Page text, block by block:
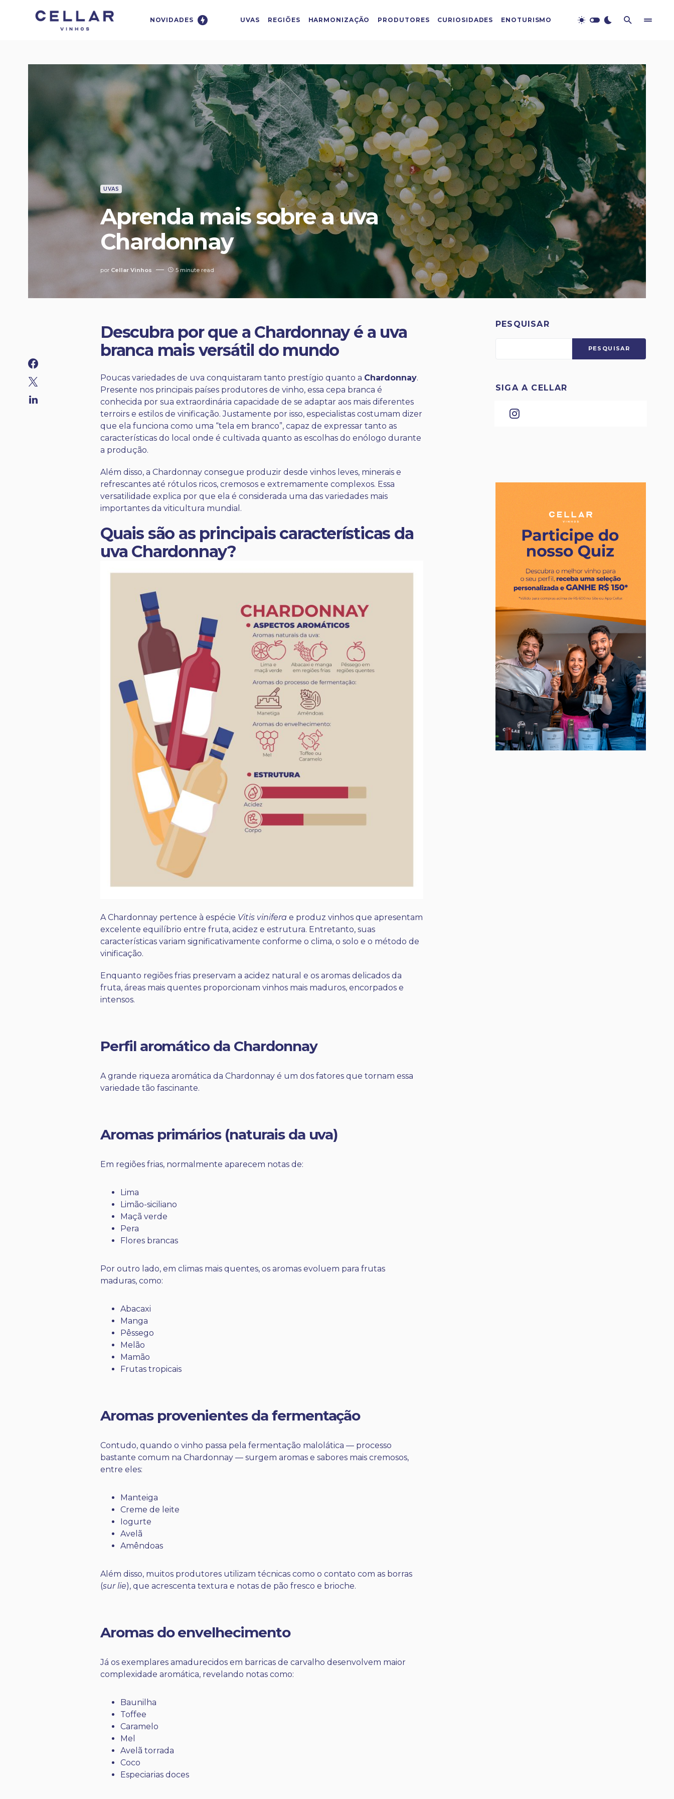
NOVIDADES UVAS REGIÕES HARMONIZAÇÃO PRODUTORES CURIOSIDADES ENOTURISMO
UVAS
Aprenda mais sobre a uva
Chardonnay
por Cellar Vinhos 5 minute read
Descubra por que a Chardonnay é a uva
branca mais versátil do mundo
Poucas variedades de uva conquistaram tanto prestígio quanto a Chardonnay.
Presente nos principais países produtores de vinho, essa cepa branca é
conhecida por sua extraordinária capacidade de se adaptar aos mais diferentes
terroirs e estilos de vinificação. Justamente por isso, especialistas costumam dizer
que ela funciona como uma “tela em branco”, capaz de expressar tanto as
características do local onde é cultivada quanto as escolhas do enólogo durante
a produção.
Além disso, a Chardonnay consegue produzir desde vinhos leves, minerais e
refrescantes até rótulos ricos, cremosos e extremamente complexos. Essa
versatilidade explica por que ela é considerada uma das variedades mais
importantes da viticultura mundial.
Quais são as principais características da
uva Chardonnay?
A Chardonnay pertence à espécie Vitis vinifera e produz vinhos que apresentam
excelente equilíbrio entre fruta, acidez e estrutura. Entretanto, suas
características variam significativamente conforme o clima, o solo e o método de
vinificação.
Enquanto regiões frias preservam a acidez natural e os aromas delicados da
fruta, áreas mais quentes proporcionam vinhos mais maduros, encorpados e
intensos.
Perfil aromático da Chardonnay
A grande riqueza aromática da Chardonnay é um dos fatores que tornam essa
variedade tão fascinante.
Aromas primários (naturais da uva)
Em regiões frias, normalmente aparecem notas de:
Lima
Limão-siciliano
Maçã verde
Pera
Flores brancas
Por outro lado, em climas mais quentes, os aromas evoluem para frutas
maduras, como:
Abacaxi
Manga
Pêssego
Melão
Mamão
Frutas tropicais
Aromas provenientes da fermentação
Contudo, quando o vinho passa pela fermentação malolática — processo
bastante comum na Chardonnay — surgem aromas e sabores mais cremosos,
entre eles:
Manteiga
Creme de leite
Iogurte
Avelã
Amêndoas
Além disso, muitos produtores utilizam técnicas como o contato com as borras
(sur lie), que acrescenta textura e notas de pão fresco e brioche.
Aromas do envelhecimento
Já os exemplares amadurecidos em barricas de carvalho desenvolvem maior
complexidade aromática, revelando notas como:
Baunilha
Toffee
Caramelo
Mel
Avelã torrada
Coco
Especiarias doces
PESQUISAR
PESQUISAR
SIGA A CELLAR